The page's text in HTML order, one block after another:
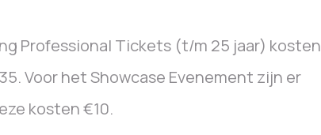
Professional Tickets (t/m 25 jaar) kosten
Voor het Showcase Evenement zijn er
kosten €10.